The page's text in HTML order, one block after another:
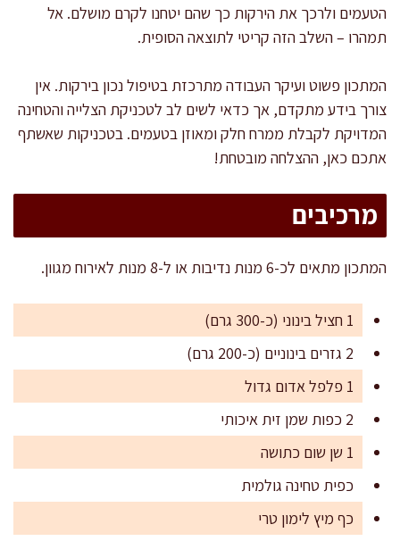
הטעמים ולרכך את הירקות כך שהם יטחנו לקרם מושלם. אל
תמהרו – השלב הזה קריטי לתוצאה הסופית.
המתכון פשוט ועיקר העבודה מתרכזת בטיפול נכון בירקות. אין
צורך בידע מתקדם, אך כדאי לשים לב לטכניקת הצלייה והטחינה
המדויקת לקבלת ממרח חלק ומאוזן בטעמים. בטכניקות שאשתף
אתכם כאן, ההצלחה מובטחת!
מרכיבים
המתכון מתאים לכ-6 מנות נדיבות או ל-8 מנות לאירוח מגוון.
1 חציל בינוני (כ-300 גרם)
2 גזרים בינוניים (כ-200 גרם)
1 פלפל אדום גדול
2 כפות שמן זית איכותי
1 שן שום כתושה
כפית טחינה גולמית
כף מיץ לימון טרי